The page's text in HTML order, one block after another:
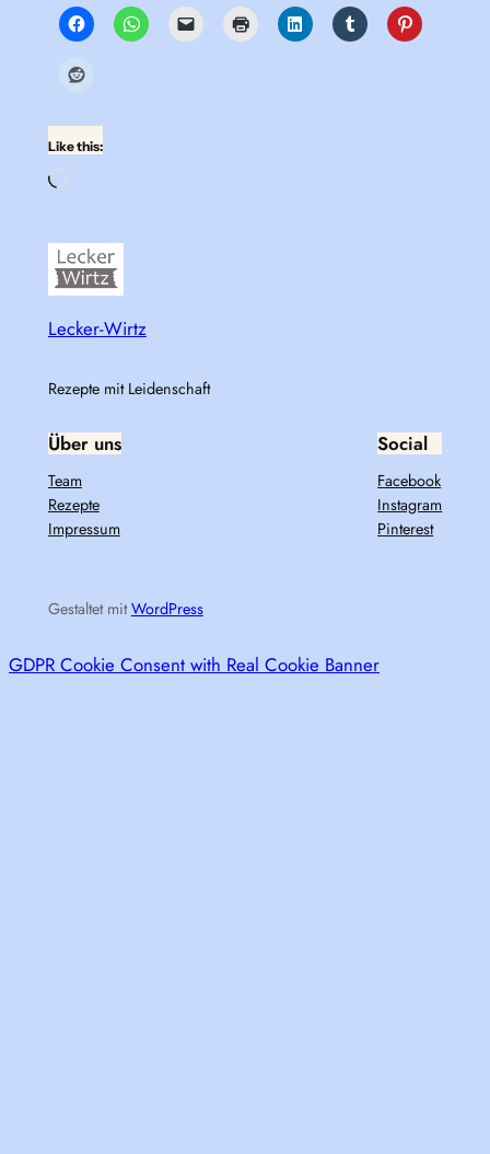
Like this:
Loading…
Lecker-Wirtz
Rezepte mit Leidenschaft
Über uns
Team
Rezepte
Impressum
Social
Facebook
Instagram
Pinterest
Gestaltet mitWordPress
GDPR Cookie Consent with Real Cookie Banner